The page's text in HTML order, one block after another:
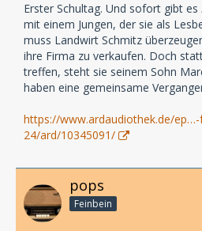
Erster Schultag. Und sofort gibt es
mit einem Jungen, der sie als
muss Landwirt Schmitz
ihre Firma zu verkaufen. Doch
treffen, steht sie seinem Sohn
haben eine gemeinsame
https://www.ardaudiothek.de/
24/ard/10345091/
pops
Feinbein